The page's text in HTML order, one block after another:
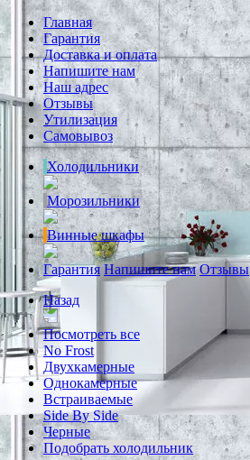
Главная
Гарантия
Доставка и оплата
Напишите нам
Наш адрес
Отзывы
Утилизация
Самовывоз
Холодильники
Морозильники
Винные шкафы
Гарантия Напишите нам Отзывы
Назад
Посмотреть все
No Frost
Двухкамерные
Однокамерные
Встраиваемые
Side By Side
Черные
Подобрать холодильник